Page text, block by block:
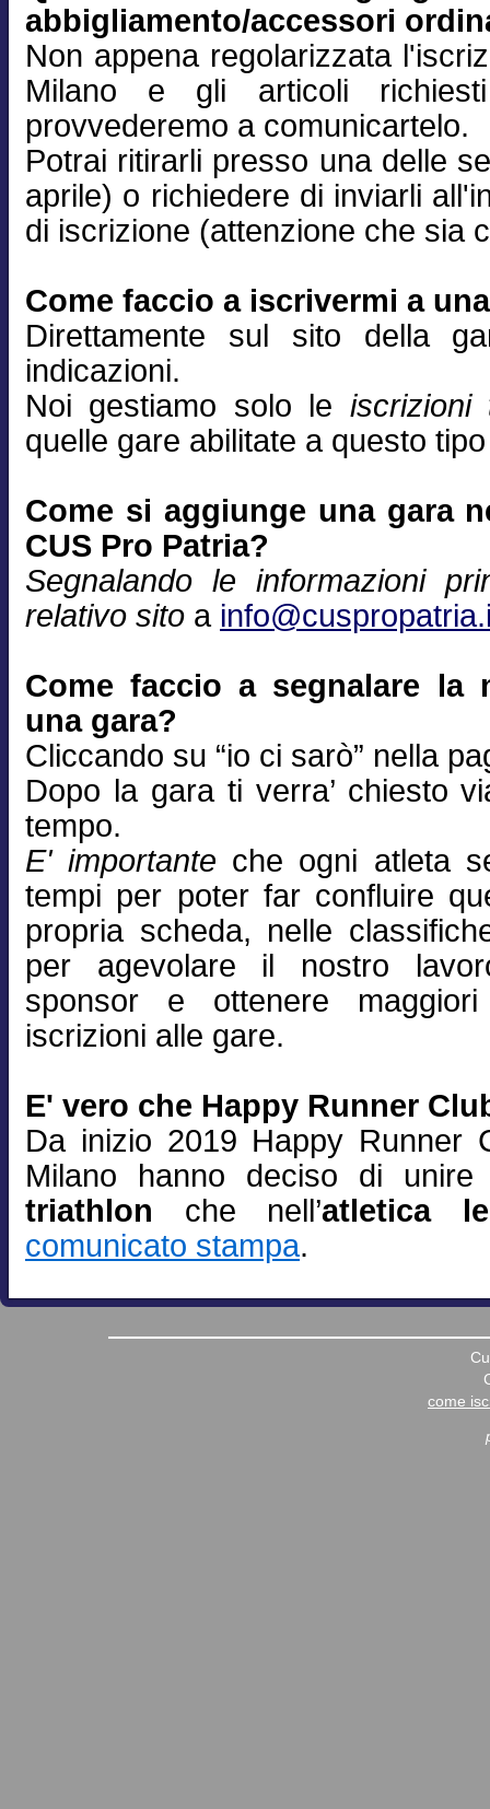
abbigliamento/accessori
Non appena regolarizzata
Milano e gli articoli richiesti
provvederemo a comunicartelo.
Potrai ritirarli presso una delle
aprile) o richiedere di inviarli
di iscrizione (attenzione che sia
Come faccio a iscrivermi a
Direttamente sul sito della
indicazioni.
Noi gestiamo solo le iscrizioni
quelle gare abilitate a questo
Come si aggiunge una gara
CUS Pro Patria?
Segnalando le informazioni
relativo sito a
Come faccio a segnalare la
una gara?
Cliccando su “io ci sarò” nella
Dopo la gara ti verra’ chiesto
tempo.
E' importante che ogni atleta
tempi per poter far confluire
propria scheda, nelle
per agevolare il nostro
sponsor e ottenere
iscrizioni alle gare.
E' vero che Happy Runner
Da inizio 2019 Happy Runner
Milano hanno deciso di
triathlon che nell’atletica
comunicato stampa.
come